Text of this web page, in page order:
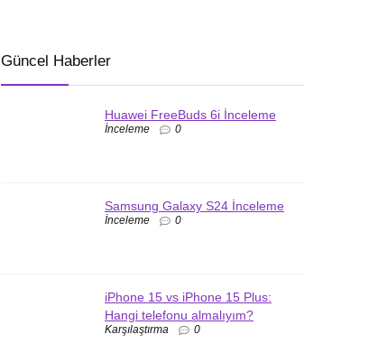
Güncel Haberler
Huawei FreeBuds 6i İnceleme
İnceleme 0
Samsung Galaxy S24 İnceleme
İnceleme 0
iPhone 15 vs iPhone 15 Plus:
Hangi telefonu almalıyım?
Karşılaştırma 0